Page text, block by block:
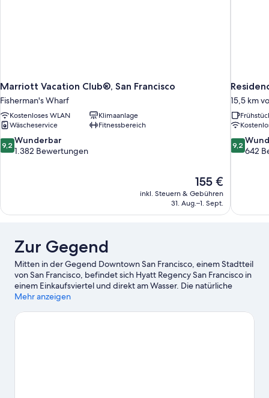
Marriott Vacation Club®, San Francisco
Fisherman's Wharf
Kostenloses WLAN
Klimaanlage
Wäscheservice
Fitnessbereich
9.2
von
9,2 Wunderbar
1.382 Bewertungen
Der
Preis
beträgt
155 €
inkl. Steuern & Gebühren
31. Aug.–1. Sept.
15,5 km
9.2
von
9,2
642
Zur Gegend
Mitten in der Gegend Downtown San Francisco, einem Stadtteil
von San Francisco, befindet sich Hyatt Regency San Francisco in
einem Einkaufsviertel und direkt am Wasser. Die natürliche
Schönheit der Region kannst du hier erleben: San Francisco Bay
Bill Graham Civic Auditorium dagegen sprechen vor allem
Mehr anzeigen